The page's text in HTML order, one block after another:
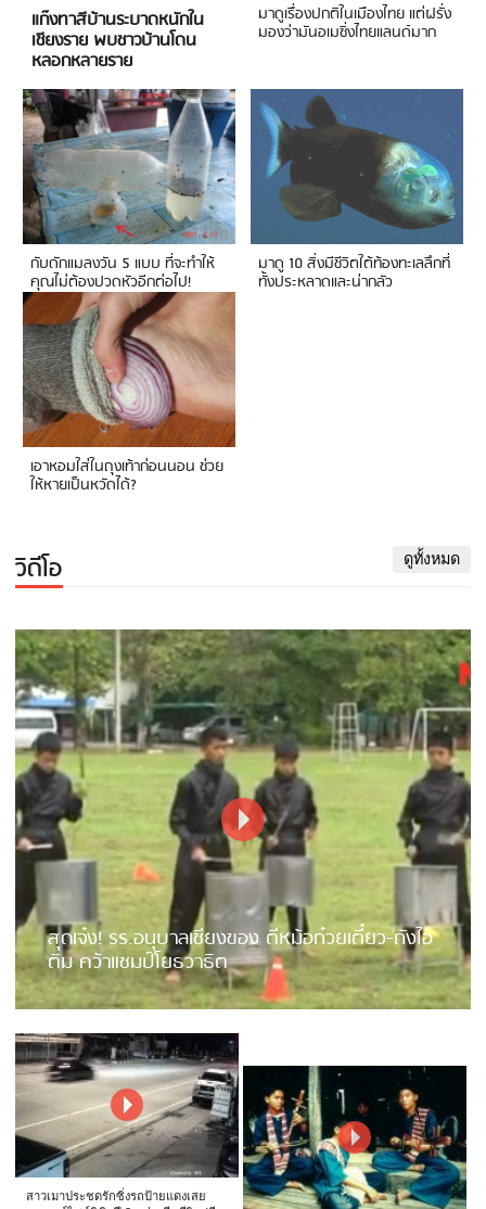
แก๊งทาสีบ้านระบาดหนักใน
เชียงราย พบชาวบ้านโดน
หลอกหลายราย
มาดูเรื่องปกติในเมืองไทย แต่ฝรั่ง
มองว่ามันอเมซิ่งไทยแลนด์มาก
กับดักแมลงวัน 5 แบบ ที่จะทำให้
คุณไม่ต้องปวดหัวอีกต่อไป!
มาดู 10 สิ่งมีชีวิตใต้ท้องทะเลลึกที่
ทั้งประหลาดและน่ากลัว
เอาหอมใส่ในถุงเท้าก่อนนอน ช่วย
ให้หายเป็นหวัดได้?
วิดีโอ ดูทั้งหมด
สุดเจ๋ง! รร.อนุบาลเชียงของ ตีหม้อก๋วยเตี๋ยว-ถังไอ
ติม คว้าแชมป์โยธวาธิต
สาวเมาประชดรักซิ่งรถป้ายแดงเสย